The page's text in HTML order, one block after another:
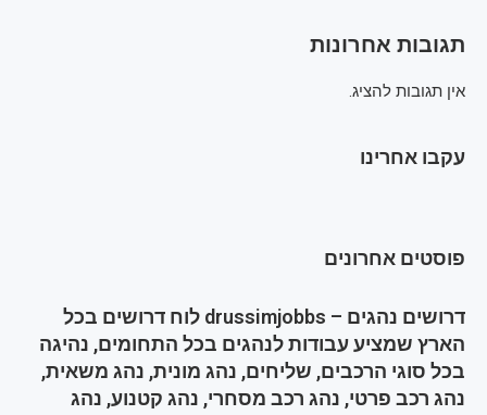
תגובות אחרונות
אין תגובות להציג.
עקבו אחרינו
פוסטים אחרונים
דרושים נהגים – drussimjobbs לוח דרושים בכל
הארץ שמציע עבודות לנהגים בכל התחומים, נהיגה
בכל סוגי הרכבים, שליחים, נהג מונית, נהג משאית,
נהג רכב פרטי, נהג רכב מסחרי, נהג קטנוע, נהג